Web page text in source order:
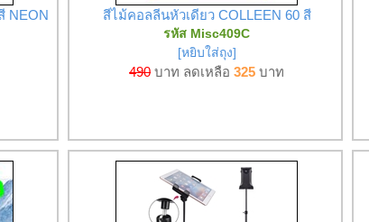
NEON สีไม้คอลลีนหัวเดียว COLLEEN 60 สี
รหัส Misc409C
[หยิบใส่ถุง]
490 บาท ลดเหลือ325 บาท